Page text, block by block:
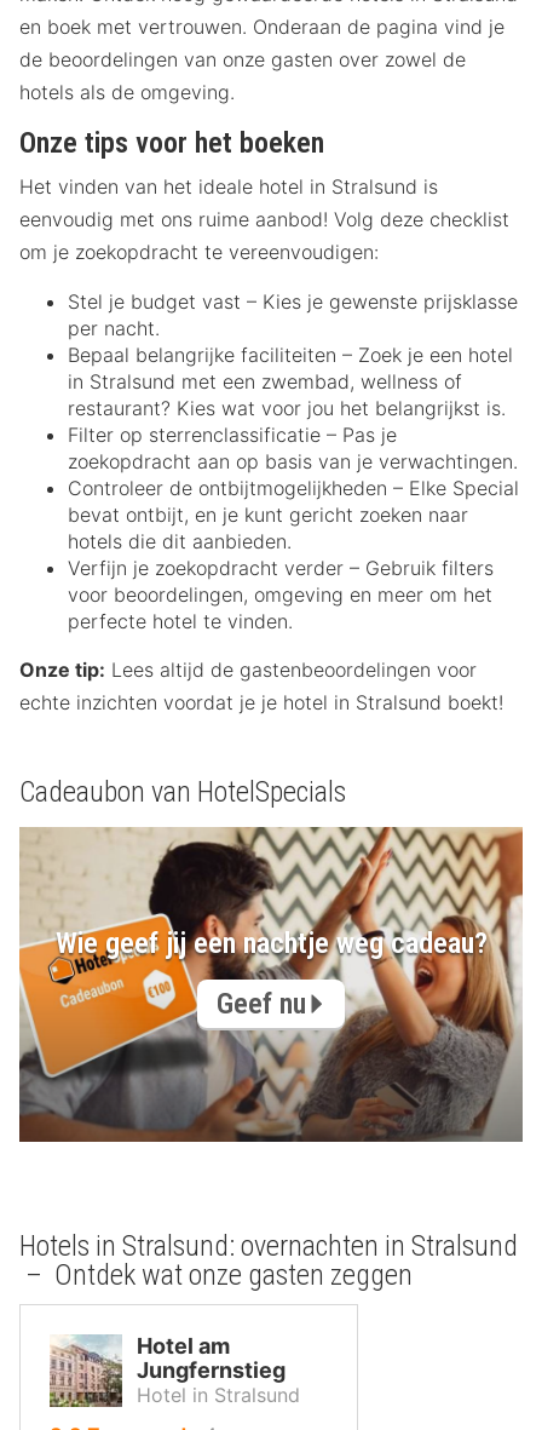
en boek met vertrouwen. Onderaan de pagina vind je
de beoordelingen van onze gasten over zowel de
hotels als de omgeving.
Onze tips voor het boeken
Het vinden van het ideale hotel in Stralsund is
eenvoudig met ons ruime aanbod! Volg deze checklist
om je zoekopdracht te vereenvoudigen:
Stel je budget vast – Kies je gewenste prijsklasse
per nacht.
Bepaal belangrijke faciliteiten – Zoek je een hotel
in Stralsund met een zwembad, wellness of
restaurant? Kies wat voor jou het belangrijkst is.
Filter op sterrenclassificatie – Pas je
zoekopdracht aan op basis van je verwachtingen.
Controleer de ontbijtmogelijkheden – Elke Special
bevat ontbijt, en je kunt gericht zoeken naar
hotels die dit aanbieden.
Verfijn je zoekopdracht verder – Gebruik filters
voor beoordelingen, omgeving en meer om het
perfecte hotel te vinden.
Onze tip: Lees altijd de gastenbeoordelingen voor
echte inzichten voordat je je hotel in Stralsund boekt!
Cadeaubon van HotelSpecials
Wie geef jij een nachtje weg cadeau?
Geef nu
Hotels in Stralsund: overnachten in Stralsund
– Ontdek wat onze gasten zeggen
Hotel am
Jungfernstieg
Hotel in Stralsund